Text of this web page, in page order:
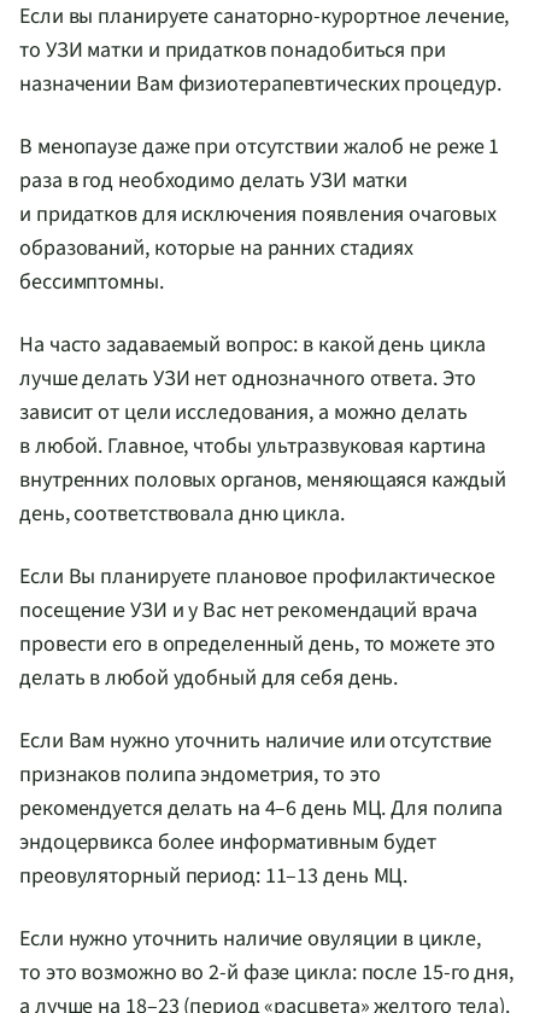
Если вы планируетесанаторно-курортноелечение,
то УЗИ матки и придатков понадобиться при
назначении Вам физиотерапевтических процедур.
В менопаузе даже при отсутствии жалоб не реже 1
раза в год необходимо делать УЗИ матки
и придатков для исключения появления очаговых
образований, которые на ранних стадиях
бессимптомны.
На часто задаваемый вопрос: в какой день цикла
лучше делать УЗИ нет однозначного ответа. Это
зависит от цели исследования, а можно делать
в любой. Главное, чтобы ультразвуковая картина
внутренних половых органов, меняющаяся каждый
день, соответствовала дню цикла.
Если Вы планируете плановое профилактическое
посещение УЗИ и у Вас нет рекомендаций врача
провести его в определенный день, то можете это
делать в любой удобный для себя день.
Если Вам нужно уточнить наличие или отсутствие
признаков полипа эндометрия, то это
рекомендуется делать на 4–6 день МЦ. Для полипа
эндоцервикса более информативным будет
преовуляторный период: 11–13 день МЦ.
Если нужно уточнить наличие овуляции в цикле,
то это возможно во2-й фазе цикла: после 15-годня,
а лучше на 18–23 (период «расцвета» желтого тела).